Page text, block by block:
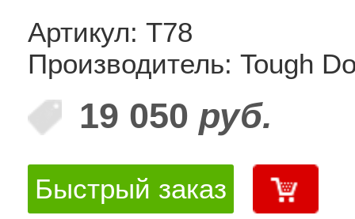
Артикул: T78
Производитель: Tough
19 050 руб.
Быстрый заказ